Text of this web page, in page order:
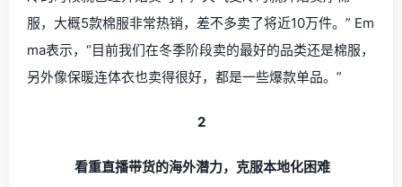
服，大概5款棉服非常热销，差不多卖了将近10万件。” Em
ma表示，“目前我们在冬季阶段卖的最好的品类还是棉服，
另外像保暖连体衣也卖得很好，都是一些爆款单品。”
2
看重直播带货的海外潜力，克服本地化困难